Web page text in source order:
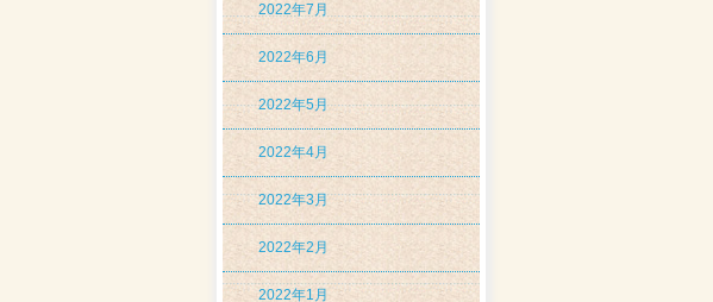
2022年7月
2022年6月
2022年5月
2022年4月
2022年3月
2022年2月
2022年1月